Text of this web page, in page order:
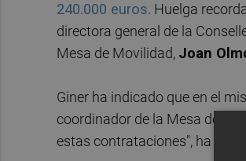
240.000 euros. Huelga
directora general de la
Mesa de Movilidad, Joan
Giner ha indicado que en el
coordinador de la Mesa de la
estas contrataciones", ha